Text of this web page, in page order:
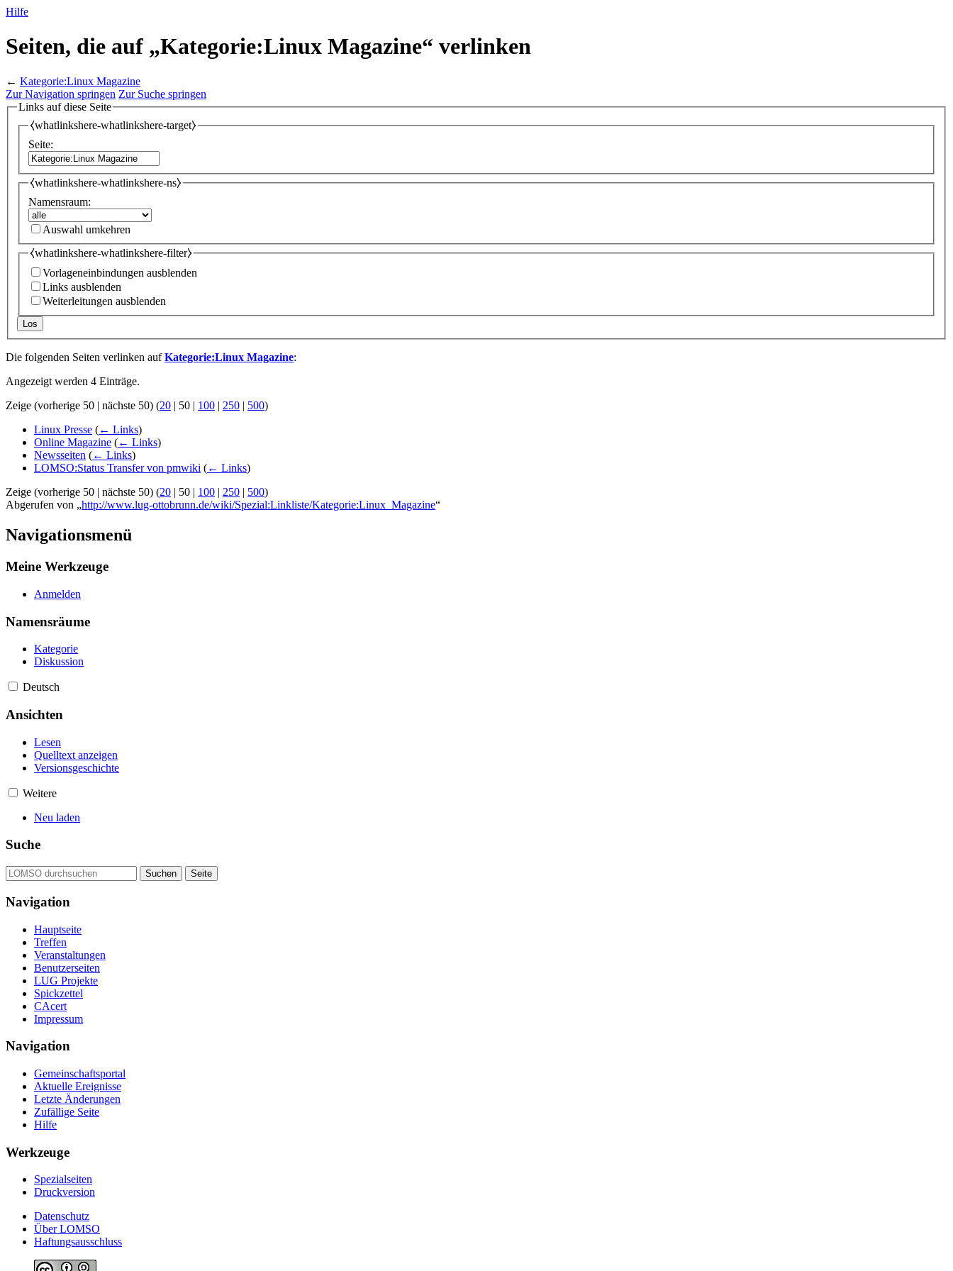
Hilfe
Seiten, die auf „Kategorie:Linux Magazine“ verlinken
← Kategorie:Linux Magazine
Zur Navigation springen Zur Suche springen
Links auf diese Seite
⧼whatlinkshere-whatlinkshere-target⧽
Seite:
⧼whatlinkshere-whatlinkshere-ns⧽
Namensraum:
Auswahl umkehren
⧼whatlinkshere-whatlinkshere-filter⧽
Vorlageneinbindungen ausblenden
Links ausblenden
Weiterleitungen ausblenden
Los
Die folgenden Seiten verlinken aufKategorie:Linux Magazine:
Angezeigt werden 4 Einträge.
Zeige (vorherige 50 | nächste 50) (20 | 50 | 100 | 250 | 500)
Linux Presse (← Links)
Online Magazine (← Links)
Newsseiten (← Links)
LOMSO:Status Transfer von pmwiki (← Links)
Zeige (vorherige 50 | nächste 50) (20 | 50 | 100 | 250 | 500)
Abgerufen von „http://www.lug-ottobrunn.de/wiki/Spezial:Linkliste/Kategorie:Linux_Magazine“
Navigationsmenü
Meine Werkzeuge
Anmelden
Namensräume
Kategorie
Diskussion
Deutsch
Ansichten
Lesen
Quelltext anzeigen
Versionsgeschichte
Weitere
Neu laden
Suche
Navigation
Hauptseite
Treffen
Veranstaltungen
Benutzerseiten
LUG Projekte
Spickzettel
CAcert
Impressum
Navigation
Gemeinschafts­portal
Aktuelle Ereignisse
Letzte Änderungen
Zufällige Seite
Hilfe
Werkzeuge
Spezialseiten
Druckversion
Datenschutz
Über LOMSO
Haftungsausschluss